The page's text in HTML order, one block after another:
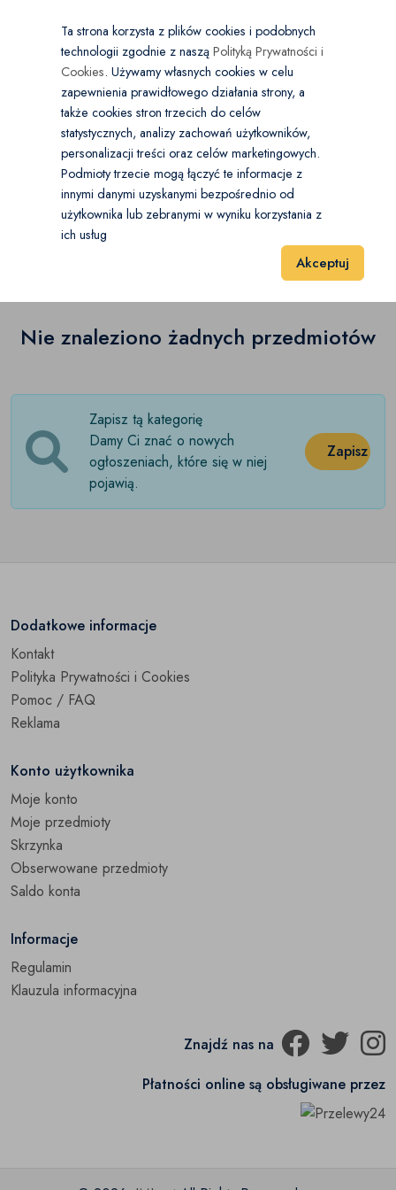
Wybierz kategorię
Fotografia(0)
Grafika(0)
Malarstwo (0)
Rysunek(0)
Rzeźba(0)
×
Kraj PL
PLN
Antyki i Kolekcje Sztuka Rysunek
Rysunek (0)
20 60
Nie znaleziono żadnych przedmiotów
Zapisz tą kategorię
Damy Ci znać o nowych
ogłoszeniach, które się w niej
pojawią.
Zapisz
Dodatkowe informacje
Kontakt
Polityka Prywatności i Cookies
Pomoc / FAQ
Reklama
Konto użytkownika
Moje konto
Moje przedmioty
Skrzynka
Obserwowane przedmioty
Saldo konta
Informacje
Regulamin
Klauzula informacyjna
Znajdź nas na
Płatności online są obsługiwane przez
Ta strona korzysta z plików cookies i podobnych
technologii zgodnie z nasząPolityką Prywatności i
Cookies. Używamy własnych cookies w celu
zapewnienia prawidłowego działania strony, a
także cookies stron trzecich do celów
statystycznych, analizy zachowań użytkowników,
personalizacji treści oraz celów marketingowych.
Podmioty trzecie mogą łączyć te informacje z
innymi danymi uzyskanymi bezpośrednio od
użytkownika lub zebranymi w wyniku korzystania z
ich usług
Akceptuj